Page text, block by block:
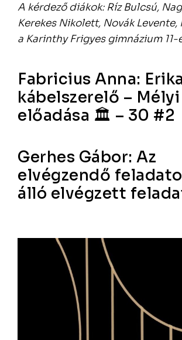
A kérdező diákok: Ríz Bulcsú,
Kerekes Nikolett, Novák Levente,
a Karinthy Frigyes gimnázium
Fabricius Anna:
kábelszerelő –
előadása 🏛 – 30 #2
Gerhes Gábor: Az
elvégzendő
álló elvégzett